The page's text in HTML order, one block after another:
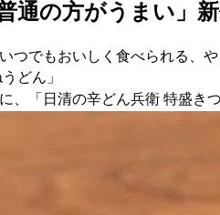
通の方がうまい」
つでもおいしく食べられる、
どん」
、「日清の辛どん兵衛 特盛き